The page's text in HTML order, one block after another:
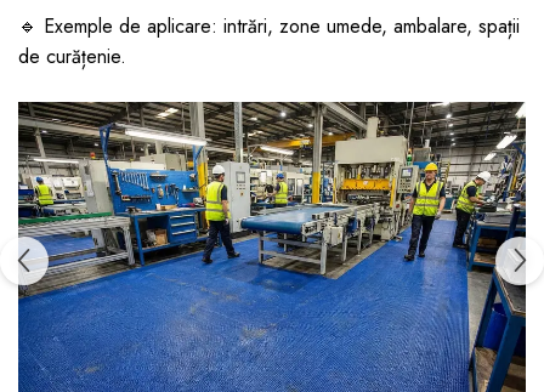
🔹 Exemple de aplicare: intrări, zone umede, ambalare, spații
de curățenie.